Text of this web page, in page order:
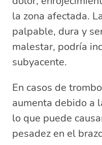
la zona afectada.
palpable, dura y
malestar, podría
subyacente.
En casos de
aumenta debido a
lo que puede
pesadez en el